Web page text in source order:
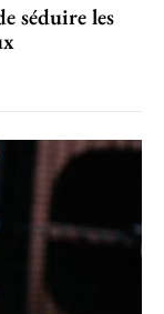
séduire les